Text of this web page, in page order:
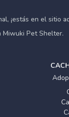
¡estás en el sitio
Miwuki Pet Shelter.